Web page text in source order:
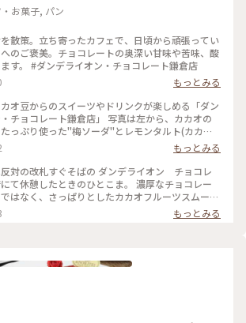
お菓子, パン
散策。立ち寄ったカフェで、日頃から頑張ってい
のご褒美。チョコレートの奥深い甘味や苦味、酸
味が楽しめます。 #ダンデライオン・チョコレート鎌倉店
もっとみる
オ豆からのスイーツやドリンクが楽しめる「ダン
チョコレート鎌倉店」 写真は左から、カカオの
っぷり使った"梅ソーダ"とレモンタルト(カカオ
がしっかりと挟まれており、カカオの苦味となん
る😱‼️) 窓の外からは鎌倉駅のホームが見え、春
が窓を覆う感じに咲くようです🚃 ホームを行き
ながら、カフェもたまには素敵だなぁ…と感じま
もっとみる
対の改札すぐそばの ダンデライオン チョコレ
憩したときのひとこま。 濃厚なチョコレー
ではなく、さっぱりとしたカカオフルーツスムージ
しかったです～ そしておまけのお菓子も嬉しい。
デライオンチョコレート #スムージー
もっとみる